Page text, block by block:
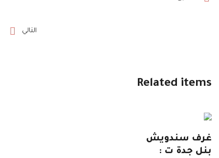
التالي
Related items
غرف سندويش
بنل جدة ت :